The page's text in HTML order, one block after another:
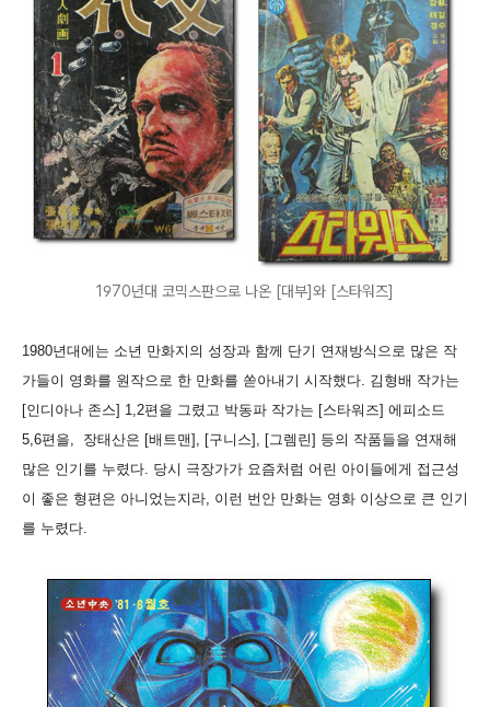
1970년대 코믹스판으로 나온 [대부]와 [스타워즈]
1980년대에는 소년 만화지의 성장과 함께 단기 연재방식으로 많은 작
가들이 영화를 원작으로 한 만화를 쏟아내기 시작했다. 김형배 작가는
[인디아나 존스] 1,2편을 그렸고 박동파 작가는 [스타워즈] 에피소드
5,6편을, 장태산은 [배트맨], [구니스], [그렘린] 등의 작품들을 연재해
많은 인기를 누렸다. 당시 극장가가 요즘처럼 어린 아이들에게 접근성
이 좋은 형편은 아니었는지라, 이런 번안 만화는 영화 이상으로 큰 인기
를 누렸다.